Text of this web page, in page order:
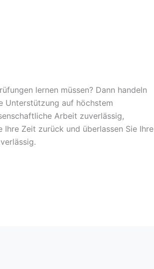
lernen müssen? Dann handeln
Unterstützung auf höchstem
Arbeit zuverlässig,
Zeit zurück und überlassen Sie Ihre